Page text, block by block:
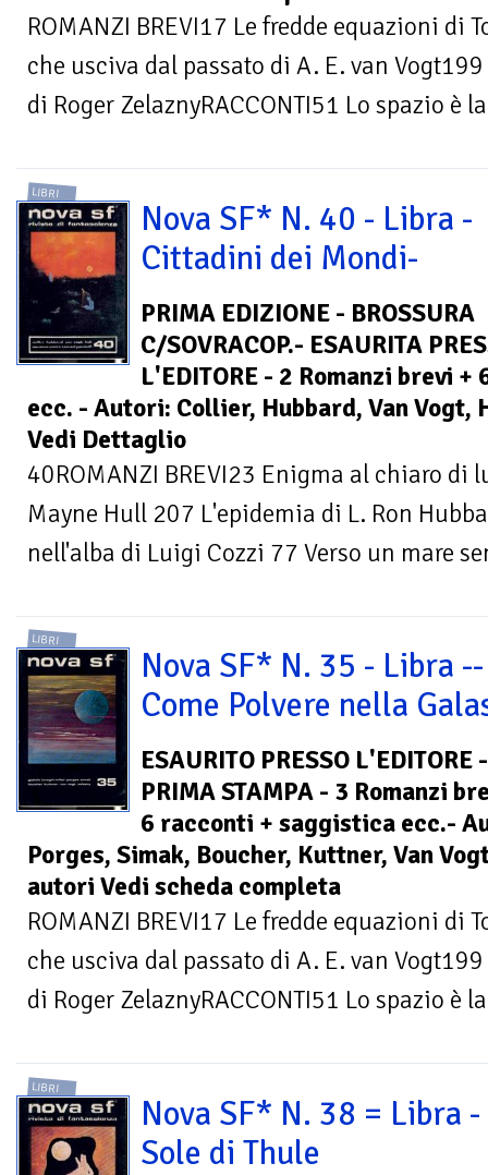
ROMANZI BREVI17 Le fredde equazioni di
che usciva dal passato di A. E. van
di Roger ZelaznyRACCONTI51 Lo spazio è
LIBRI
Nova SF* N. 40 - Libra -
Cittadini dei Mondi-
PRIMA EDIZIONE - BROSSURA
C/SOVRACOP.- ESAURITA
L'EDITORE - 2 Romanzi brevi
ecc. - Autori: Collier, Hubbard, Van Vogt,
Vedi Dettaglio
40ROMANZI BREVI23 Enigma al chiaro di
Mayne Hull 207 L'epidemia di L. Ron
nell'alba di Luigi Cozzi 77 Verso un mare
LIBRI
Nova SF* N. 35 - Libra --
Come Polvere nella
ESAURITO PRESSO L'EDITORE -
PRIMA STAMPA - 3 Romanzi
6 racconti + saggistica ecc.-
Porges, Simak, Boucher, Kuttner, Van
autori Vedi scheda completa
ROMANZI BREVI17 Le fredde equazioni di
che usciva dal passato di A. E. van
di Roger ZelaznyRACCONTI51 Lo spazio è
LIBRI
Nova SF* N. 38 = Libra
Sole di Thule